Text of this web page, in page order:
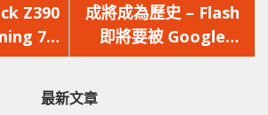
Z390
7 –
內建
一
篇
文
成將成為歷史 – Flash
即將要被 Google
Chrome 封殺
最新文章